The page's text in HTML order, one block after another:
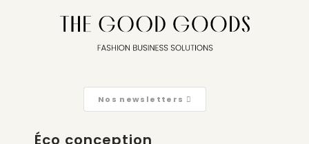
Nos newsletters
Éco conception